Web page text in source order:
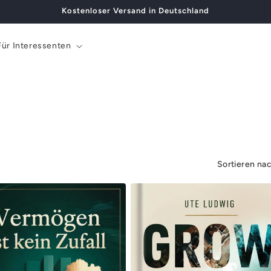
Kostenloser Versand in Deutschland
Interessenten
Sortieren